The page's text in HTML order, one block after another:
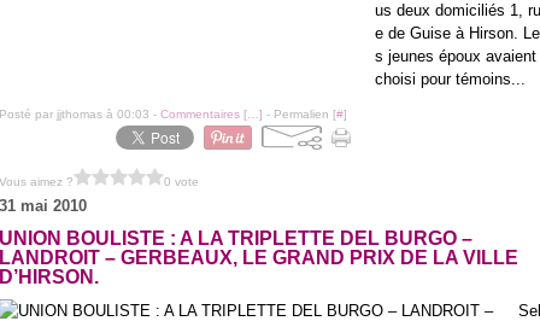
us deux domiciliés 1, ru
e de Guise à Hirson. Le
s jeunes époux avaient
choisi pour témoins...
Posté par jjthomas à 00:03 - Commentaires [ ] - Permalien [#]
Vous aimez ? 0 vote
31 mai 2010
UNION BOULISTE : A LA TRIPLETTE DEL BURGO –
LANDROIT – GERBEAUX, LE GRAND PRIX DE LA VILLE
D’HIRSON.
Sel